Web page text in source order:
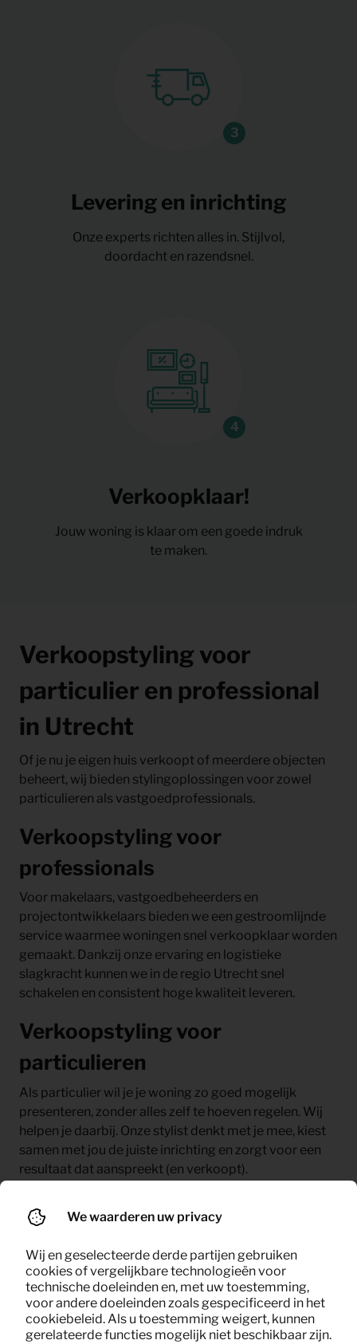
Levering en inrichting
Onze experts richten alles in. Stijlvol,
doordacht en razendsnel.
Verkoopklaar!
Jouw woning is klaar om een goede indruk
te maken.
Verkoopstyling voor
particulier en professional
in Utrecht
Of je nu je eigen huis verkoopt of meerdere objecten
beheert, wij bieden stylingoplossingen voor zowel
particulieren als vastgoedprofessionals.
Verkoopstyling voor
professionals
Voor makelaars, vastgoedbeheerders en
projectontwikkelaars bieden we een gestroomlijnde
service waarmee woningen snel verkoopklaar worden
gemaakt. Dankzij onze ervaring en logistieke
slagkracht kunnen we in de regio Utrecht snel
schakelen en consistent hoge kwaliteit leveren.
Verkoopstyling voor
particulieren
Als particulier wil je je woning zo goed mogelijk
presenteren, zonder alles zelf te hoeven regelen. Wij
helpen je daarbij. Onze stylist denkt met je mee, kiest
samen met jou de juiste inrichting en zorgt voor een
resultaat dat aanspreekt (en verkoopt).
We waarderen uw privacy
Wij en geselecteerde derde partijen gebruiken
cookies of vergelijkbare technologieën voor
technische doeleinden en, met uw toestemming,
voor andere doeleinden zoals gespecificeerd in het
cookiebeleid. Als u toestemming weigert, kunnen
gerelateerde functies mogelijk niet beschikbaar zijn.